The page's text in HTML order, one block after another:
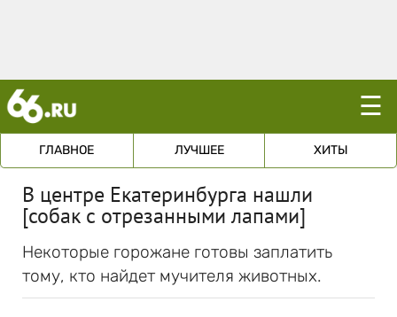
☰
ГЛАВНОЕ ЛУЧШЕЕ ХИТЫ
В центре Екатеринбурга нашли
[собак с отрезанными лапами]
Некоторые горожане готовы заплатить
тому, кто найдет мучителя животных.